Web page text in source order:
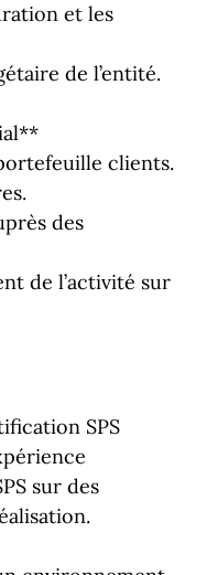
et les
de l’entité.
clients.
des
de l’activité sur
SPS
sur des